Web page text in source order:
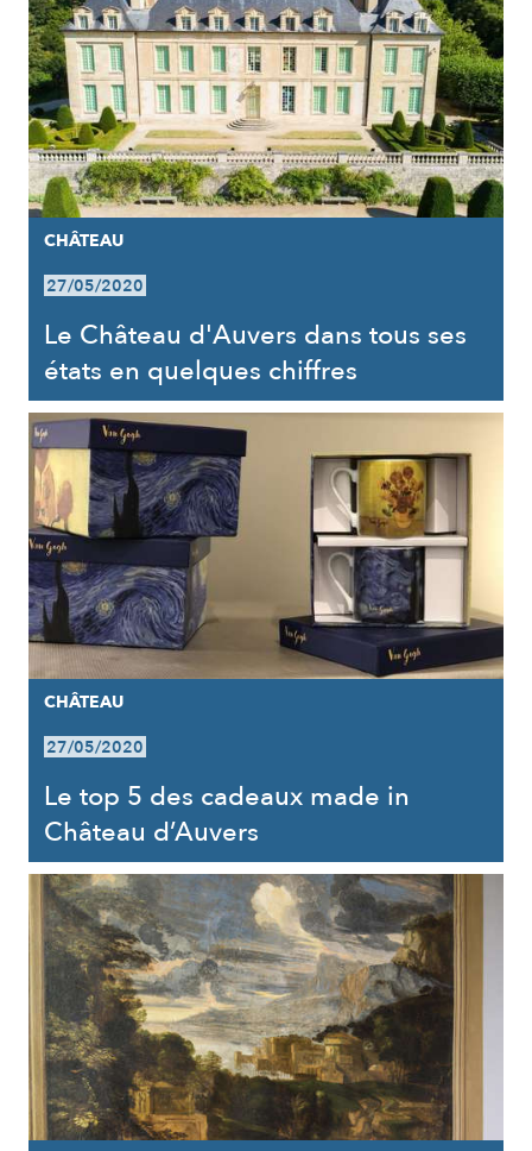
CHÂTEAU
27/05/2020
Le Château d'Auvers dans tous ses
états en quelques chiffres
CHÂTEAU
27/05/2020
Le top 5 des cadeaux made in
Château d’Auvers